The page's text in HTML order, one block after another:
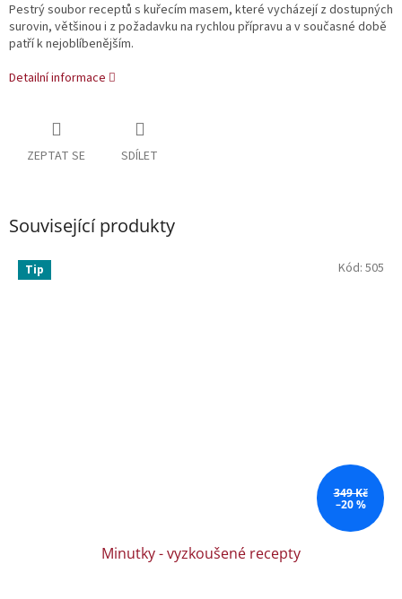
Pestrý soubor receptů s kuřecím masem, které vycházejí z dostupných
surovin, většinou i z požadavku na rychlou přípravu a v současné době
patří k nejoblíbenějším.
Detailní informace
ZEPTAT SE SDÍLET
Související produkty
Tip
349 Kč
–20 %
Minutky - vyzkoušené recepty
Kód: 505